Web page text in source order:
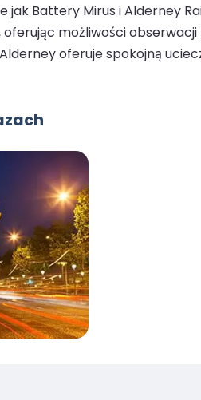
Battery Mirus i Alderney
możliwości
oferuje spokojną